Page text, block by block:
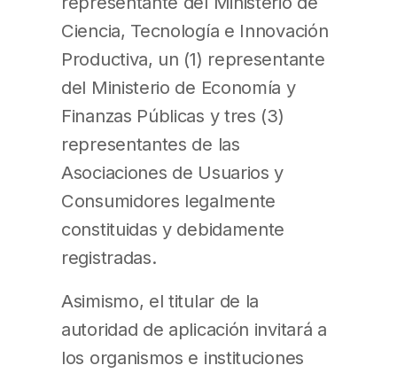
Ciencia, Tecnología e Innovación
Productiva, un (1) representante
del Ministerio de Economía y
Finanzas Públicas y tres (3)
representantes de las
Asociaciones de Usuarios y
Consumidores legalmente
constituidas y debidamente
registradas.
Asimismo, el titular de la
autoridad de aplicación invitará a
los organismos e instituciones